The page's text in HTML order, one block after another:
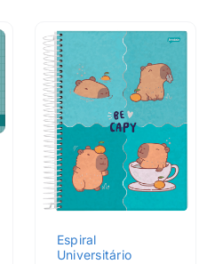
Espiral
Universitário